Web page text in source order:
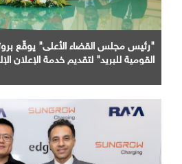
"رئيس مجلس القضاء الأعلى" يوقّع
القومية للبريد" لتقديم خدمة الإعلان